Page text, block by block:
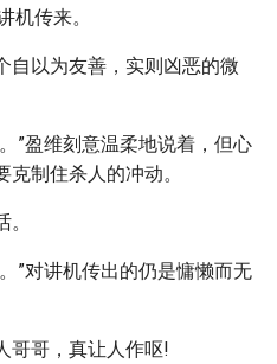
机传来。
自以为友善，实则凶恶的微
”盈维刻意温柔地说着，但心
制住杀人的冲动。
”对讲机传出的仍是慵懒而无
哥哥，真让人作呕!